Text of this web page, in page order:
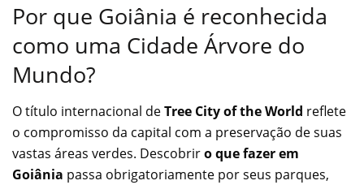
Por que Goiânia é reconhecida
como uma Cidade Árvore do
Mundo?
O título internacional deTree City of the World reflete
o compromisso da capital com a preservação de suas
vastas áreas verdes. Descobriro que fazer em
Goiânia passa obrigatoriamente por seus parques,